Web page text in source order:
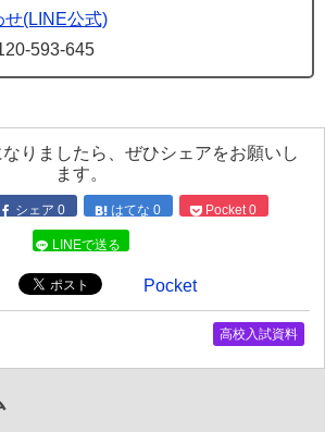
せ(LINE公式)
593-645
りましたら、ぜひシェアをお願いし
ます。
シェア 0 はてな 0 Pocket 0
LINEで送る
Pocket
高校入試資料